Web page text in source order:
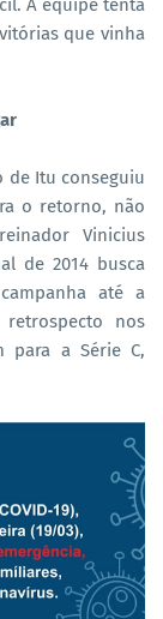
A equipe tenta
que vinha
de Itu conseguiu
o retorno, não
Vinicius
de 2014 busca
até a
nos
para a Série C,